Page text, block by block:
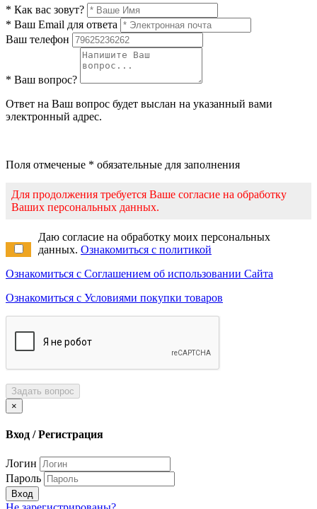
* Как вас зовут?
* Ваш Email для ответа
Ваш телефон
* Ваш вопрос?
Ответ на Ваш вопрос будет выслан на указанный вами
электронный адрес.
Поля отмеченые * обязательные для заполнения
Для продолжения требуется Ваше согласие на обработку
Ваших персональных данных.
Даю согласие на обработку моих персональных
данных. Ознакомиться с политикой
Ознакомиться с Соглашением об использовании Сайта
Ознакомиться с Условиями покупки товаров
Задать вопрос
×
Вход / Регистрация
Логин
Пароль
Вход